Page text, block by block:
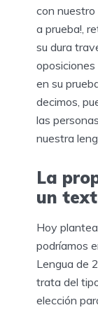
con nuestro
a prueba!,
su dura
en su
decimos,
las
nuestra
La
un
Hoy
podríamos
Lengua de
trata del
elección